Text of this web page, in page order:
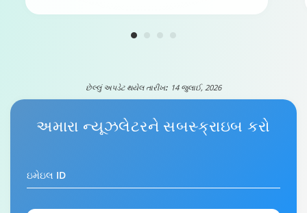
ટાટા કેપિટલ પર્સનલ લોન માટે તમારી માર્ગદર્શિકા
5:29
છેલ્લું અપડેટ થયેલ તારીખ: 14 જુલાઈ, 2026
અમારા ન્યૂઝલેટરને સબસ્ક્રાઇબ કરો
ઇમેઇલ ID